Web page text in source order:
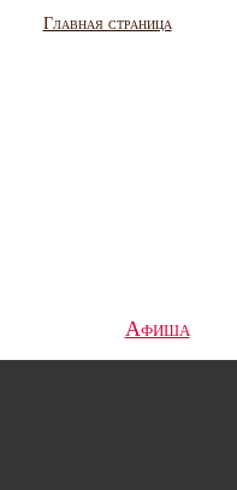
Главная страница
Афиша